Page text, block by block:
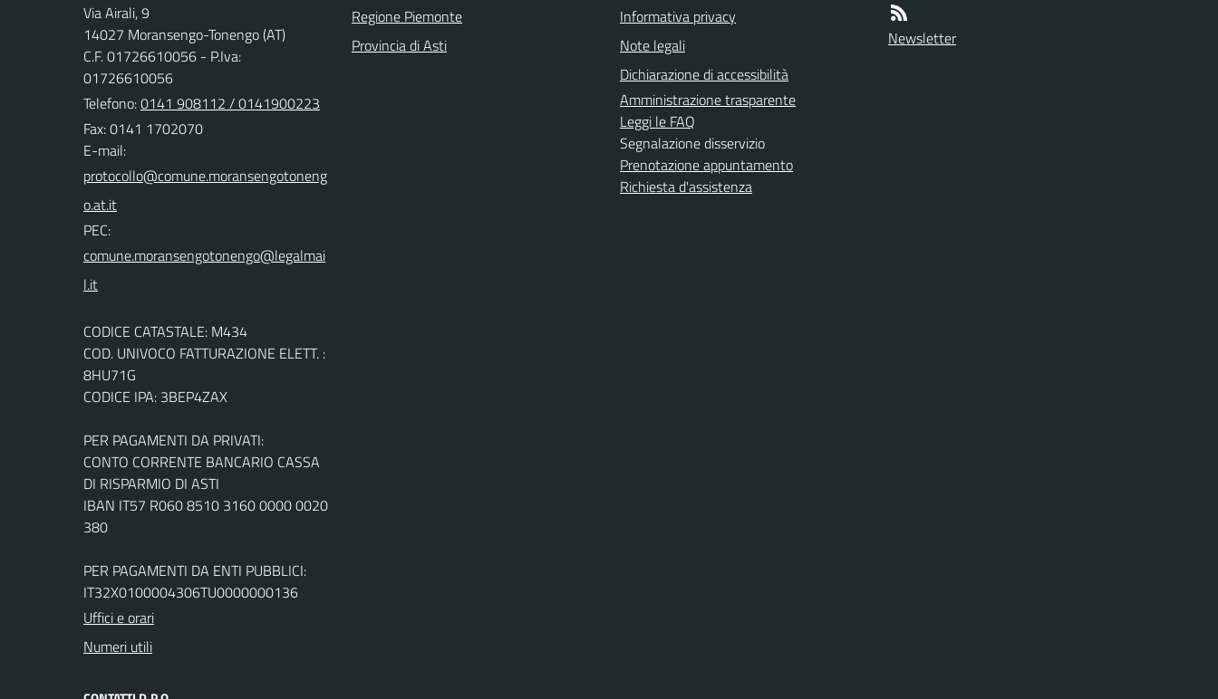
Via Airali, 9
14027 Moransengo-Tonengo (AT)
C.F. 01726610056 - P.Iva:
01726610056
Telefono:0141 908112 / 0141900223
Fax: 0141 1702070
E-mail:
PEC:
CODICE CATASTALE: M434
COD. UNIVOCO FATTURAZIONE ELETT. :
8HU71G
CODICE IPA: 3BEP4ZAX
PER PAGAMENTI DA PRIVATI:
CONTO CORRENTE BANCARIO CASSA
DI RISPARMIO DI ASTI
IBAN IT57 R060 8510 3160 0000 0020
380
PER PAGAMENTI DA ENTI PUBBLICI:
IT32X0100004306TU0000000136
Uffici e orari
Numeri utili
Regione Piemonte
Provincia di Asti
Informativa privacy
Note legali
Dichiarazione di accessibilità
Amministrazione trasparente
Leggi le FAQ
Segnalazione disservizio
Prenotazione appuntamento
Richiesta d'assistenza
Newsletter